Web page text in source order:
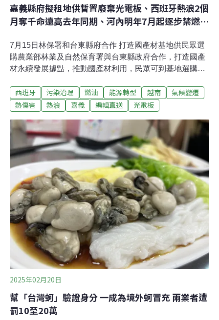
嘉義縣府擬租地供暫置廢棄光電板、西班牙熱浪2個
月奪千命遠高去年同期、河內明年7月起逐步禁燃油
7月15日林保署和台東縣府合作 打造國產材基地供民眾選
購農業部林業及自然保育署與台東縣政府合作，打造國產
材永續發展據點，推動國產材利用，民眾可到基地選購國
表示，「國產材永續發展基地」計畫打造「台東國產材微
型產銷平台」，提供建材、家具、工藝品等多元國產材的
材永續利用的目標。（中央社報導）男子偷台北動物園蝴
蝶 園方還原事件：非臨時起意台北市盧姓男子6月以三角
手折紙袋偷竊台北市立動物園蝴蝶、豆娘，台北地檢署15
日依涉犯竊盜罪嫌起訴盧姓男子。台北市立動物園也還原
事件經過，說明該名男子當時行為詭異，請工作人員前往
查看後，才發現盧姓男子用自身汗水將3隻枯葉蝶、2隻大
白斑蝶及1隻白痣珈蟌（豆娘）裝入袋中。（自由時報報
導）
西班牙 污染治理 燃油 能源轉型 越南
氣候變遷
熱傷害
熱浪 嘉義 編輯直送 光電板
2025年02月20日
幫「台灣蚵」驗證身分 一成為境外蚵冒充 兩業者遭
罰10至20萬